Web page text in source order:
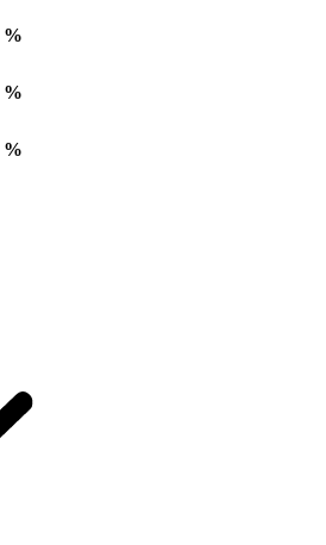
%
%
%